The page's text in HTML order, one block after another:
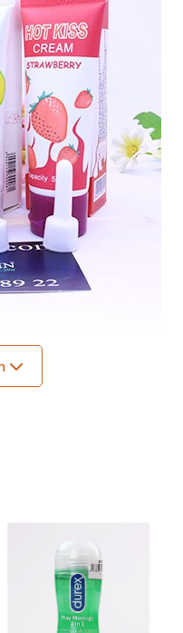
xuất 100% từ
trơn tru hơn
cho đôi lứa
. Là dòng gel bôi trơn
thích phong cách xì